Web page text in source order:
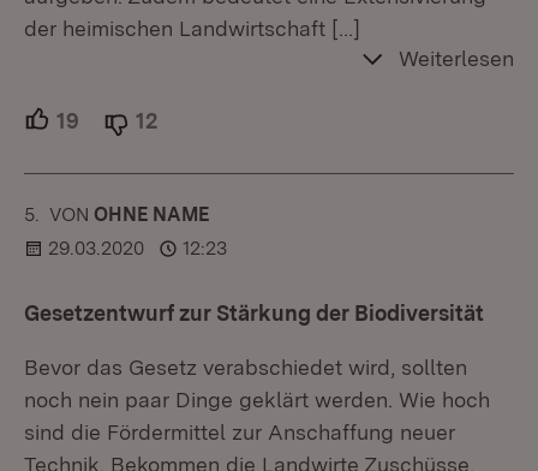
der heimischen Landwirtschaft […]
Weiterlesen
19 Unterstützer.
12
5. KOMMENTAR
VON :OHNE NAME
29.03.2020
12:23
Gesetzentwurf zur Stärkung der Biodiversität
Bevor das Gesetz verabschiedet wird, sollten
noch nein paar Dinge geklärt werden. Wie hoch
sind die Fördermittel zur Anschaffung neuer
Technik. Bekommen die Landwirte Zuschüsse,